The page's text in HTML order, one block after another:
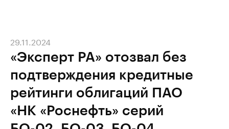
«Эксперт РА» отозвал без
подтверждения кредитные
рейтинги облигаций ПАО
«НК «Роснефть» серий
29.11.2024